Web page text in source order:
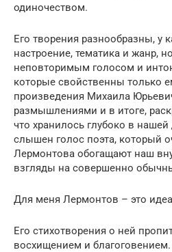
одиночеством.
Его творения разнообразны, у
настроение, тематика и жанр,
неповторимым голосом и
которые свойственны только
произведения Михаила
размышлениями и в итоге,
что хранилось глубоко в
слышен голос поэта, который
Лермонтова обогащают наш
взгляды на совершенно
Для меня Лермонтов – это
Его стихотворения о ней
восхищением и